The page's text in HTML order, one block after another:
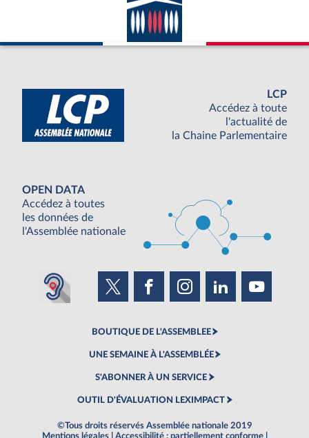
LCP
Accédez à toute
l'actualité de
la Chaine Parlementaire
OPEN DATA
Accédez à toutes
les données de
l'Assemblée nationale
BOUTIQUE DE L'ASSEMBLEE
UNE SEMAINE À L'ASSEMBLÉE
S'ABONNER À UN SERVICE
OUTIL D'ÉVALUATION LEXIMPACT
©Tous droits réservés Assemblée nationale 2019
Mentions légales
Accessibilité : partiellement conforme